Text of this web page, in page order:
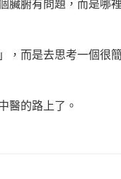
腑有問題，而是哪
，而是去思考一個很
醫的路上了。